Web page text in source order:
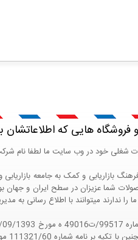
فروشگاه هایی که
شغلی خود در وب سایت ما لطفا نام
شما عزیزان در سطح ایران و جهان
را ندارند میتوانند با اطلاع رسانی